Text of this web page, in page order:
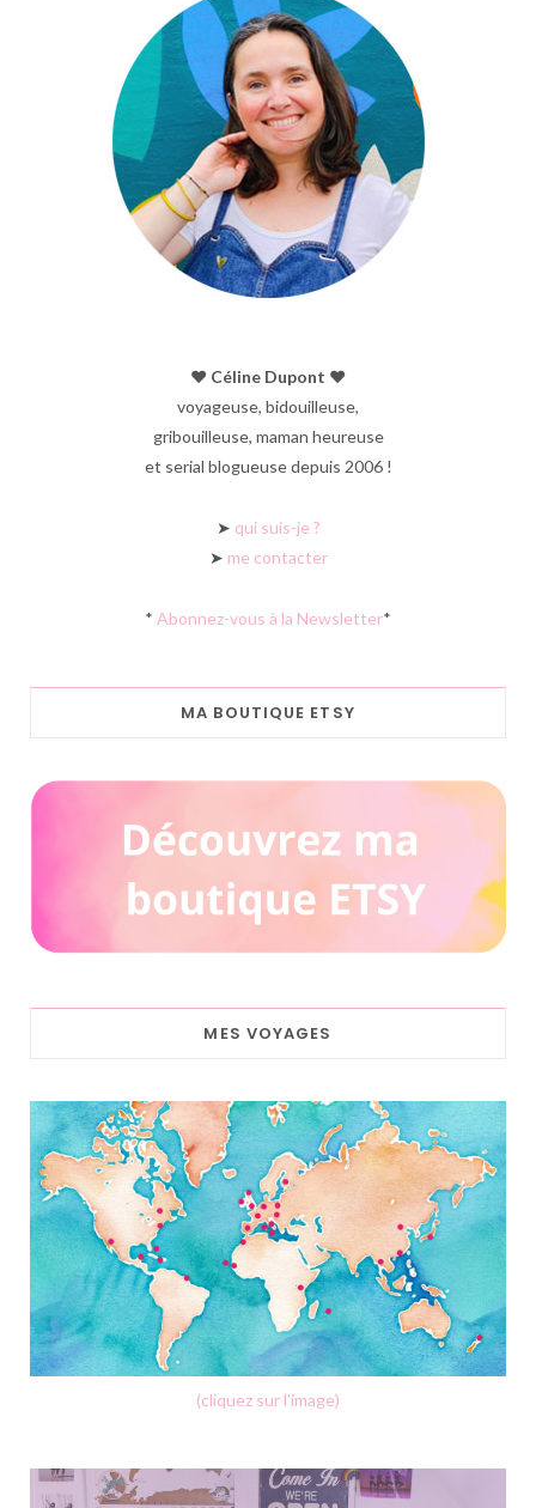
♥︎ Céline Dupont ♥︎
voyageuse, bidouilleuse,
gribouilleuse, maman heureuse
et serial blogueuse depuis 2006 !
➤ qui suis-je ?
➤ me contacter
* Abonnez-vous à la Newsletter*
MA BOUTIQUE ETSY
MES VOYAGES
(cliquez sur l'image)